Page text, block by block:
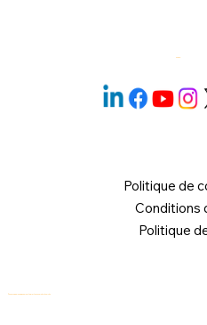
Politique de
Conditions
Politique